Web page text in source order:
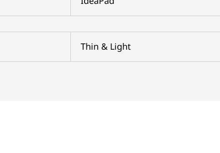
Thin & Light